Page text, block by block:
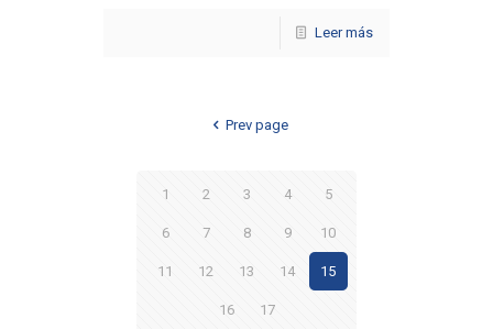
Leer más
Prev page
1 2 3 4 5
6 7 8 9 10
11 12 13 14 15
16 17